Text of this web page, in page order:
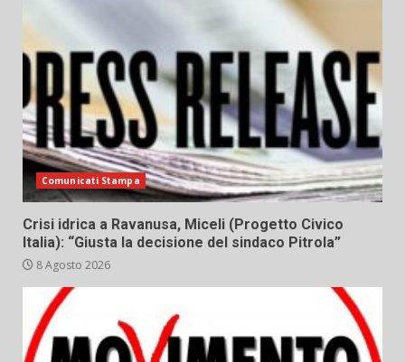
Comunicati Stampa
Crisi idrica a Ravanusa, Miceli (Progetto Civico
Italia): “Giusta la decisione del sindaco Pitrola”
8 Agosto 2026